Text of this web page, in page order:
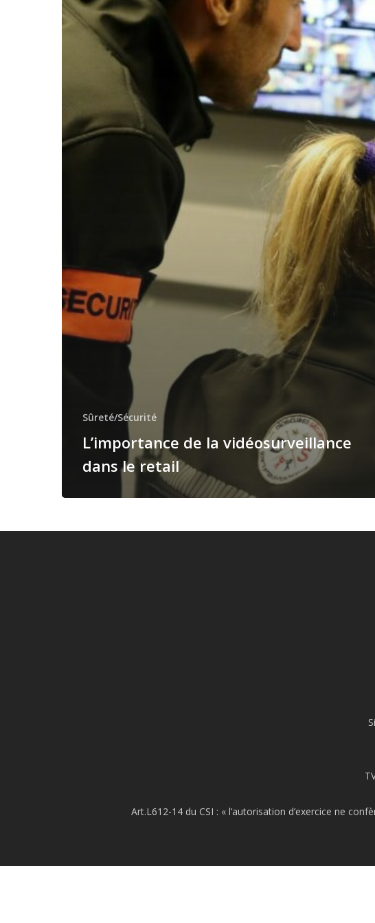
Sûreté/Sécurité
L’importance de la vidéosurveillance
dans le retail
Art.L612-14 du CSI : « l’autorisation d’exercice ne